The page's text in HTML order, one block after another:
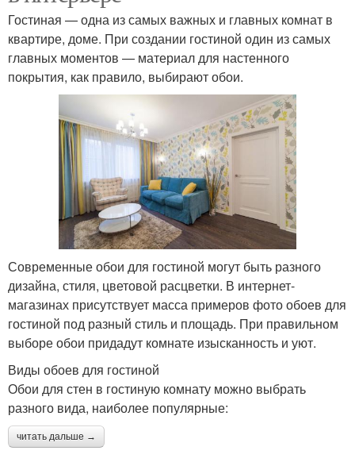
Гостиная — одна из самых важных и главных комнат в
квартире, доме. При создании гостиной один из самых
главных моментов — материал для настенного
покрытия, как правило, выбирают обои.
Современные обои для гостиной могут быть разного
дизайна, стиля, цветовой расцветки. В интернет-
магазинах присутствует масса примеров фото обоев для
гостиной под разный стиль и площадь. При правильном
выборе обои придадут комнате изысканность и уют.
Виды обоев для гостиной
Обои для стен в гостиную комнату можно выбрать
разного вида, наиболее популярные:
читать дальше →